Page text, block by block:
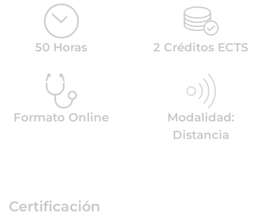
50 Horas 2 Créditos ECTS
Formato Online
Modalidad:
Distancia
Certificación